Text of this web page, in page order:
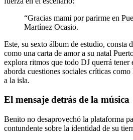
“Gracias mami por parirme en
Martínez Ocasio.
Este, su sexto álbum de estudio, consta
como una carta de amor a su natal
explora ritmos que todo DJ querrá tener
aborda cuestiones sociales críticas
a la isla.
El mensaje detrás de la música
Benito no desaprovechó la plataforma
contundente sobre la identidad de su